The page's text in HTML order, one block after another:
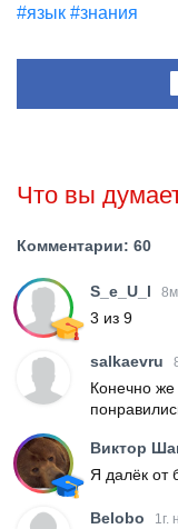
#язык #знания
Что вы
Комментарии: 60
S_e_U_l
3 из 9
salkaevru
Конечно
Виктор
Я далёк от
Belobo 1г.